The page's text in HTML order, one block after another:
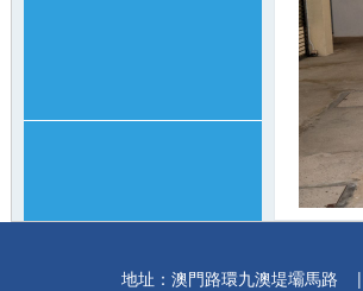
地址：澳門路環九澳堤壩馬路 |